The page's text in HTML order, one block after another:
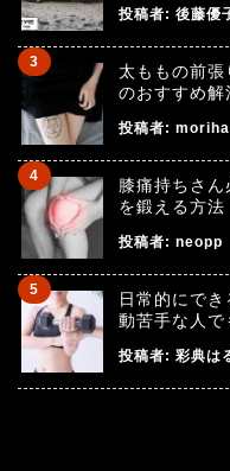
投稿者: 後藤優
太ももの前
のおすすめ
投稿者:
膝痛持ちさ
を鍛える方法
投稿者: neopp
日常的にで
動苦手な人で
投稿者: 彩典は